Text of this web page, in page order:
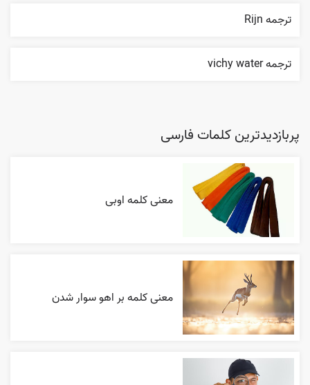
ترجمه Rijn
ترجمه vichy water
پربازدیدترین کلمات فارسی
معنی کلمه اوبی
معنی کلمه بر اهو سوار شدن